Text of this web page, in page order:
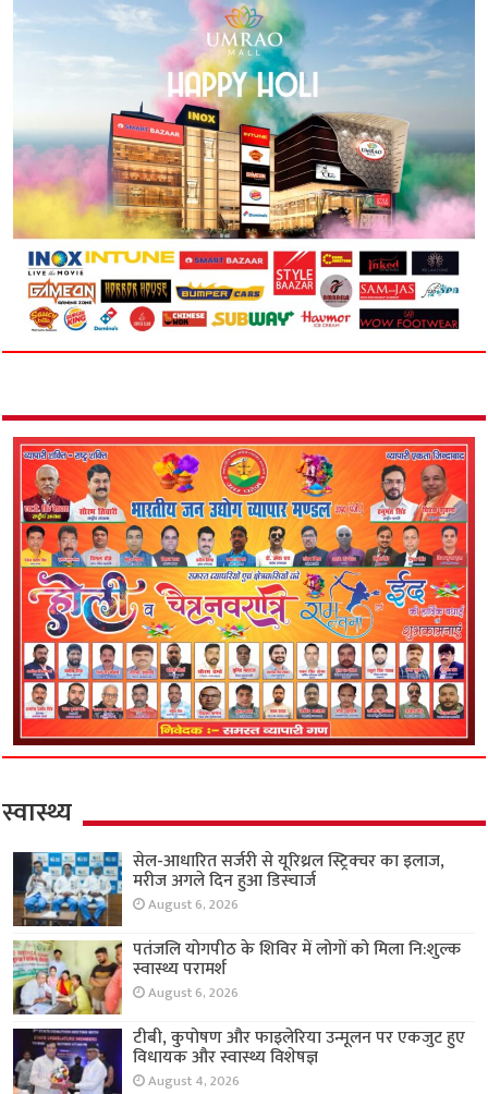
स्वास्थ्य
सेल-आधारित सर्जरी से यूरिथ्रल स्ट्रिक्चर का इलाज,
मरीज अगले दिन हुआ डिस्चार्ज
August 6, 2026
पतंजलि योगपीठ के शिविर में लोगों को मिला नि:शुल्क
स्वास्थ्य परामर्श
August 6, 2026
टीबी, कुपोषण और फाइलेरिया उन्मूलन पर एकजुट हुए
विधायक और स्वास्थ्य विशेषज्ञ
August 4, 2026